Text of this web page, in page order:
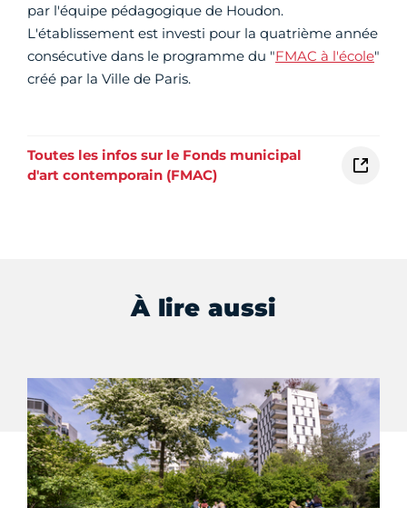
par l'équipe pédagogique de Houdon.
L'établissement est investi pour la quatrième année
consécutive dans le programme du "FMAC à l'école"
créé par la Ville de Paris.
Toutes les infos sur le Fonds municipal
d'art contemporain (FMAC)
À lire aussi